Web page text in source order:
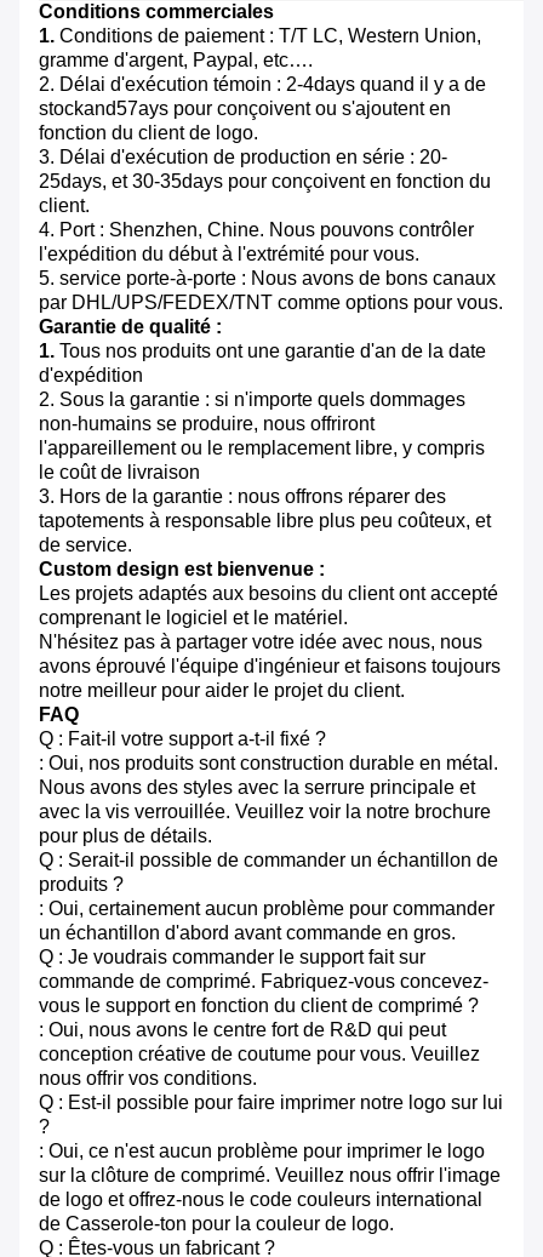
Conditions commerciales
1. Conditions de paiement : T/T LC, Western Union,
gramme d'argent, Paypal, etc….
2. Délai d'exécution témoin : 2-4days quand il y a de
stockand57ays pour conçoivent ou s'ajoutent en
fonction du client de logo.
3. Délai d'exécution de production en série : 20-
25days, et 30-35days pour conçoivent en fonction du
client.
4. Port : Shenzhen, Chine. Nous pouvons contrôler
l'expédition du début à l'extrémité pour vous.
5. service porte-à-porte : Nous avons de bons canaux
par DHL/UPS/FEDEX/TNT comme options pour vous.
Garantie de qualité :
1. Tous nos produits ont une garantie d'an de la date
d'expédition
2. Sous la garantie : si n'importe quels dommages
non-humains se produire, nous offriront
l'appareillement ou le remplacement libre, y compris
le coût de livraison
3. Hors de la garantie : nous offrons réparer des
tapotements à responsable libre plus peu coûteux, et
de service.
Custom design est bienvenue :
Les projets adaptés aux besoins du client ont accepté
comprenant le logiciel et le matériel.
N'hésitez pas à partager votre idée avec nous, nous
avons éprouvé l'équipe d'ingénieur et faisons toujours
notre meilleur pour aider le projet du client.
FAQ
Q : Fait-il votre support a-t-il fixé ?
: Oui, nos produits sont construction durable en métal.
Nous avons des styles avec la serrure principale et
avec la vis verrouillée. Veuillez voir la notre brochure
pour plus de détails.
Q : Serait-il possible de commander un échantillon de
produits ?
: Oui, certainement aucun problème pour commander
un échantillon d'abord avant commande en gros.
Q : Je voudrais commander le support fait sur
commande de comprimé. Fabriquez-vous concevez-
vous le support en fonction du client de comprimé ?
: Oui, nous avons le centre fort de R&D qui peut
conception créative de coutume pour vous. Veuillez
nous offrir vos conditions.
Q : Est-il possible pour faire imprimer notre logo sur lui
?
: Oui, ce n'est aucun problème pour imprimer le logo
sur la clôture de comprimé. Veuillez nous offrir l'image
de logo et offrez-nous le code couleurs international
de Casserole-ton pour la couleur de logo.
Q : Êtes-vous un fabricant ?